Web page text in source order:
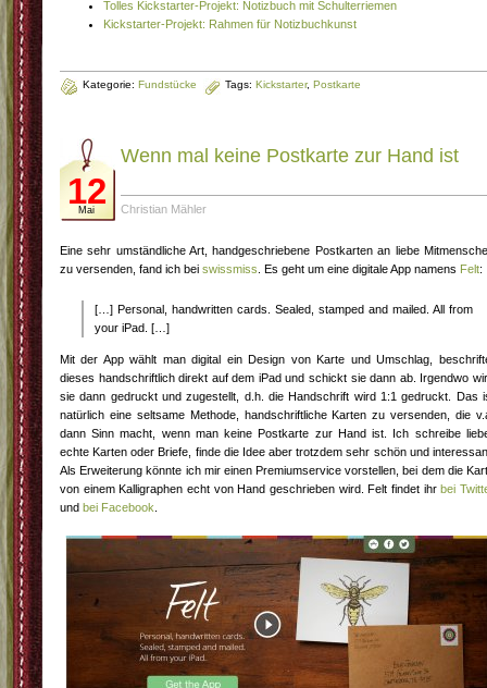
Tolles Kickstarter-Projekt: Notizbuch mit Schulterriemen
Kickstarter-Projekt: Rahmen für Notizbuchkunst
Kategorie: Fundstücke Tags: Kickstarter, Postkarte
12
Mai
Wenn mal keine Postkarte zur Hand ist
Christian Mähler
Eine sehr umständliche Art, handgeschriebene Postkarten an liebe
zu versenden, fand ich bei swissmiss . Es geht um eine digitale App namens Felt:
[…] Personal, handwritten cards. Sealed, stamped and mailed. All from
your iPad. […]
Mit der App wählt man digital ein Design von Karte und Umschlag,
dieses handschriftlich direkt auf dem iPad und schickt sie dann ab. Irgendwo
sie dann gedruckt und zugestellt, d.h. die Handschrift wird 1:1 gedruckt. Das
natürlich eine seltsame Methode, handschriftliche Karten zu versenden, die
dann Sinn macht, wenn man keine Postkarte zur Hand ist. Ich schreibe
echte Karten oder Briefe, finde die Idee aber trotzdem sehr schön und
Als Erweiterung könnte ich mir einen Premiumservice vorstellen, bei dem die
von einem Kalligraphen echt von Hand geschrieben wird. Felt findet ihrbei
und bei Facebook